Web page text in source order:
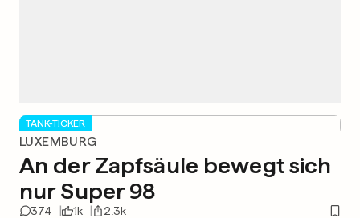
TANK-TICKER
LUXEMBURG
An der Zapfsäule bewegt sich
nur Super 98
374 1k 2.3k